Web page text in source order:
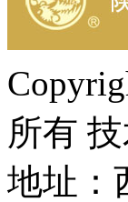
所有 技
地址：